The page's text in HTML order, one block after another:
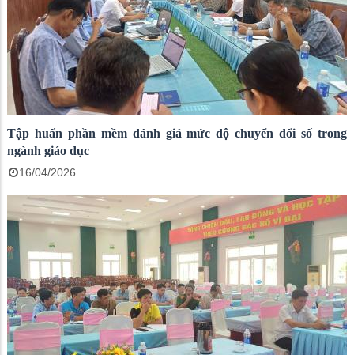
Tập huấn phần mềm đánh giá mức độ chuyển đổi số trong
ngành giáo dục
16/04/2026